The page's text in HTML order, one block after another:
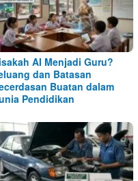
AI Menjadi Guru?
dan Batasan
Buatan dalam
Pendidikan